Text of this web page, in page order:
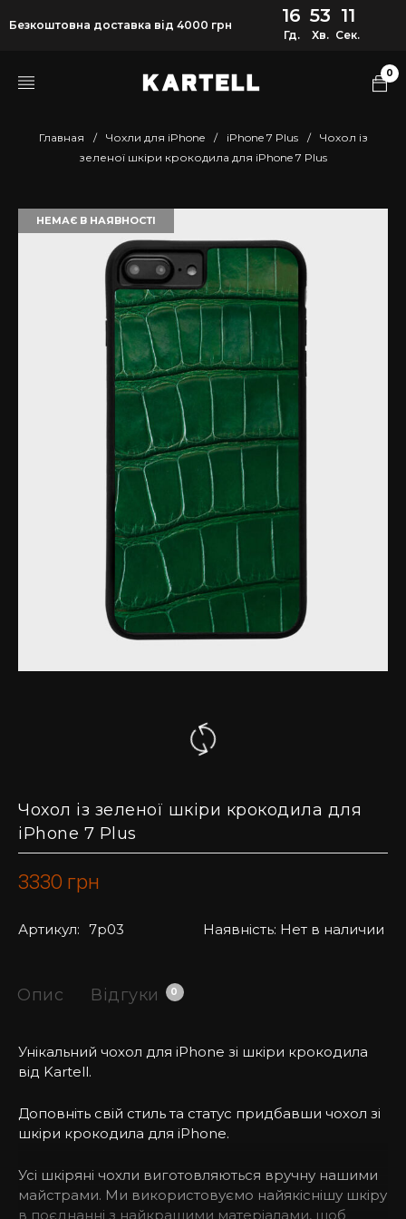
Безкоштовна доставка від 4000 грн 16
Гд.
53
Хв.
11
Сек.
0
Главная / Чохли для iPhone / iPhone 7 Plus /
Чохол із
зеленої шкіри крокодила для iPhone 7 Plus
НЕМАЄ В НАЯВНОСТІ
Чохол із зеленої шкіри крокодила для
iPhone 7 Plus
3330 грн
Артикул: 7p03 Наявність: Нет в наличии
Опис Відгуки 0
Унікальний чохол для iPhone зі шкіри крокодила
від Kartell.
Доповніть свій стиль та статус придбавши чохол зі
шкіри крокодила для iPhone.
Усі шкіряні чохли виготовляються вручну нашими
майстрами. Ми використовуємо найякіснішу шкіру
в поєднанні з найкращими матеріалами, щоб